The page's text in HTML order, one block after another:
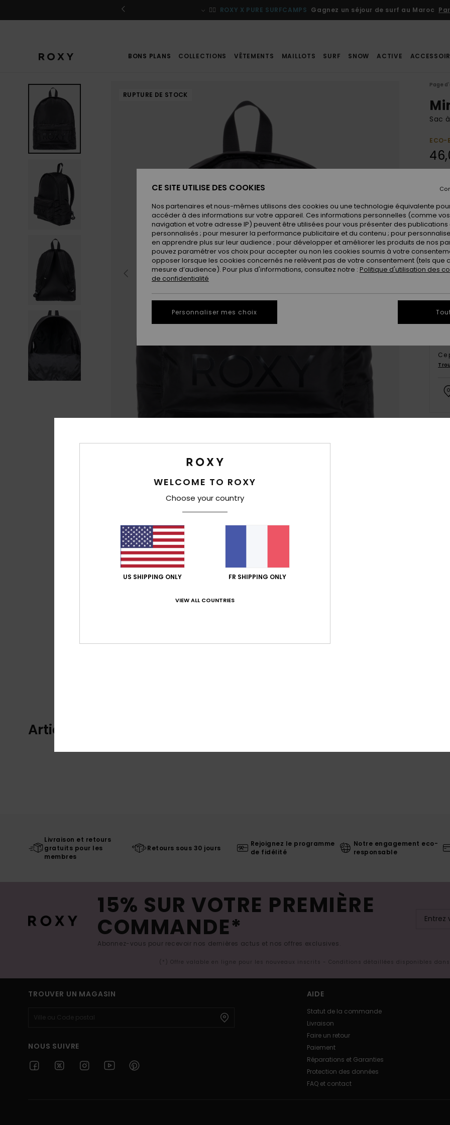
le
🏄‍♀️ ROXY X PURE SURFCAMPS Gagnez un séjour de surf au Maroc
BONS PLANS COLLECTIONS VÊTEMENTS MAILLOTS SURF SNOW ACTIVE
RUPTURE DE STOCK
Page
Sac
ECO-
Ce
Articles vus récemment
Livraison et retours
gratuits pour les
membres
Retours sous 30 jours
Rejoignez le programme
de fidélité
Notre engagement eco-
responsable
15% SUR VOTRE PREMIÈRE
COMMANDE*
Abonnez-vous pour recevoir nos dernières actus et nos offres exclusives.
(*) Offre valable en ligne pour les nouveaux inscrits - Conditions détaillées disponibles
TROUVER UN MAGASIN
NOUS SUIVRE
AIDE
Statut de la commande
Livraison
Faire un retour
Paiement
Réparations et Garanties
Protection des données
FAQ et contact
WELCOME TO ROXY
Choose your country
US SHIPPING ONLY FR SHIPPING ONLY
VIEW ALL COUNTRIES
CE SITE UTILISE DES COOKIES
Nos partenaires et nous-mêmes utilisons des cookies ou une technologie équivalente
accéder à des informations sur votre appareil. Ces informations personnelles (comme
navigation et votre adresse IP) peuvent être utilisées pour vous présenter des publications
personnalisés ; pour mesurer la performance publicitaire et du contenu ; pour
en apprendre plus sur leur audience ; pour développer et améliorer les produits de nos
pouvez paramétrer vos choix pour accepter ou non les cookies soumis à votre
opposer lorsque les cookies concernés ne relèvent pas de votre consentement (tels que
mesure d’audience). Pour plus d'informations, consultez notre : Politique d'utilisation des
de confidentialité
Personnaliser mes choix